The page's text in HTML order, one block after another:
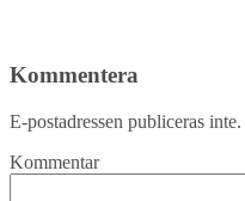
Kommentera
E-postadressen publiceras inte.
Kommentar